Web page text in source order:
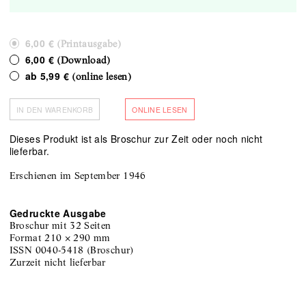
6,00 €(Printausgabe)
6,00 €(Download)
ab 5,99 € (online lesen)
IN DEN WARENKORB ONLINE LESEN
Dieses Produkt ist als Broschur zur Zeit oder noch nicht
lieferbar.
Erschienen im September 1946
Gedruckte Ausgabe
Broschur mit 32 Seiten
Format210 ×290 mm
ISSN 0040-5418 (Broschur)
zurzeit nicht lieferbar